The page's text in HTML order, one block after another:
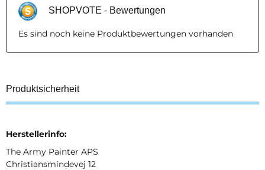
SHOPVOTE - Bewertungen
Es sind noch keine Produktbewertungen vorhanden
Produktsicherheit
Herstellerinfo:
The Army Painter APS
Christiansmindevej 12